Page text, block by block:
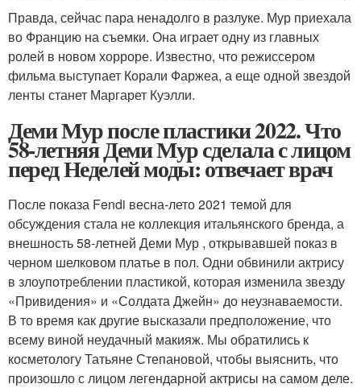
Правда, сейчас пара ненадолго в разлуке. Мур приехала
во Францию на съемки. Она играет одну из главных
ролей в новом хорроре. Известно, что режиссером
фильма выступает Корали Фаржеа, а еще одной звездой
ленты станет Маргарет Куэлли.
Деми Мур после пластики 2022. Что
58-летняя Деми Мур сделала с лицом
перед Неделей моды: отвечает врач
После показа Fendi весна-лето 2021 темой для
обсуждения стала не коллекция итальянского бренда, а
внешность 58-летней Деми Мур , открывавшей показ в
черном шелковом платье в пол. Одни обвинили актрису
в злоупотреблении пластикой, которая изменила звезду
«Привидения» и «Солдата Джейн» до неузнаваемости.
В то время как другие высказали предположение, что
всему виной неудачный макияж. Мы обратились к
косметологу Татьяне Степановой, чтобы выяснить, что
произошло с лицом легендарной актрисы на самом деле.